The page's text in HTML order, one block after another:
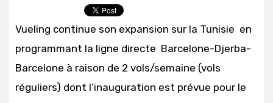
Vueling continue son expansion sur la Tunisie en
programmant la ligne directe Barcelone-Djerba-
Barcelone à raison de 2 vols/semaine (vols
réguliers) dont l’inauguration est prévue pour le